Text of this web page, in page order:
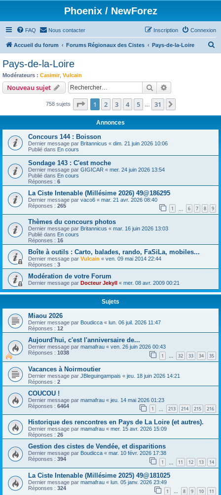
Phoenix / NewForez
FAQ Nous contacter Connexion
Inscription
Accueil du forum Forums Régionaux des Cistes Pays-de-la-Loire
c
Pays-de-la-Loire
Modérateurs : Casimir, Vulcain
Nouveau sujet Rechercher
758 sujets Page 1sur31
1 2 3 4 5 31
Annonces
Concours 144 : Boisson
Dernier message par Britannicus « dim. 21 juin 2026 10:06
Publié dans En cours
Sondage 143 : C'est moche
Dernier message par GIGICAR « mer. 24 juin 2026 13:54
Publié dans En cours
Réponses : 6
La Ciste Intenable (Millésime 2026) 49@186295
Dernier message par vaco6 « mar. 21 avr. 2026 08:40
Réponses : 265 1 6 7 8 9
Thèmes du concours photos
Dernier message par Britannicus « mar. 16 juin 2026 13:03
Publié dans En cours
Réponses : 16
Boîte à outils : Carto, balades, rando, FaSiLa, mobiles...
Dernier message par Vulcain « ven. 09 mai 2014 22:44
Réponses : 3
Modération de votre Forum
Dernier message par Docteur Jekyll « mer. 08 avr. 2009 00:21
Sujets
Miaou 2026
Dernier message par Boudicca « lun. 06 juil. 2026 11:47
Réponses : 12
Aujourd'hui, c'est l'anniversaire de...
Dernier message par mamafrau « ven. 26 juin 2026 00:43
Réponses : 1038 1 … 32 33 34 35
Vacances à Noirmoutier
Dernier message par JBleguingampais « jeu. 18 juin 2026 14:21
Réponses : 2
COUCOU !
Dernier message par mamafrau « jeu. 14 mai 2026 01:23
Réponses : 6464 1 213 214 215 216
Historique des rencontres en Pays de La Loire (et autres).
Dernier message par mamafrau « mer. 15 avr. 2026 15:09
Réponses : 26
Gestion des cistes de Vendée, et disparitions
Dernier message par Boudicca « mar. 10 févr. 2026 17:38
Réponses : 394 1 11 12 13 14
La Ciste Intenable (Millésime 2025) 49@181025
Dernier message par mamafrau « lun. 05 janv. 2026 23:49
Réponses : 324 1 … 8 9 10 11